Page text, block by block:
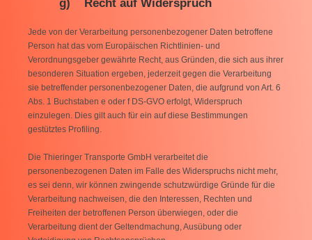
g) Recht auf Widerspruch
Jede von der Verarbeitung personenbezogener Daten betroffene
Person hat das vom Europäischen Richtlinien- und
Verordnungsgeber gewährte Recht, aus Gründen, die sich aus ihrer
besonderen Situation ergeben, jederzeit gegen die Verarbeitung
sie betreffender personenbezogener Daten, die aufgrund von Art. 6
Abs. 1 Buchstaben e oder f DS-GVO erfolgt, Widerspruch
einzulegen. Dies gilt auch für ein auf diese Bestimmungen
gestütztes Profiling.
Die Thieringer Transporte GmbH verarbeitet die
personenbezogenen Daten im Falle des Widerspruchs nicht mehr,
es sei denn, wir können zwingende schutzwürdige Gründe für die
Verarbeitung nachweisen, die den Interessen, Rechten und
Freiheiten der betroffenen Person überwiegen, oder die
Verarbeitung dient der Geltendmachung, Ausübung oder